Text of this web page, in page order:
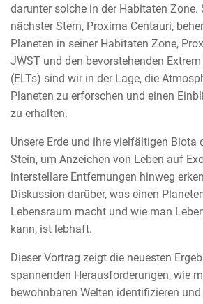
darunter solche in der Habitaten Zone.
nächster Stern, Proxima Centauri,
Planeten in seiner Habitaten Zone,
JWST und den bevorstehenden
(ELTs) sind wir in der Lage, die
Planeten zu erforschen und einen
zu erhalten.
Unsere Erde und ihre vielfältigen Biota
Stein, um Anzeichen von Leben auf
interstellare Entfernungen hinweg
Diskussion darüber, was einen
Lebensraum macht und wie man
kann, ist lebhaft.
Dieser Vortrag zeigt die neuesten
spannenden Herausforderungen, wie
bewohnbaren Welten identifizieren